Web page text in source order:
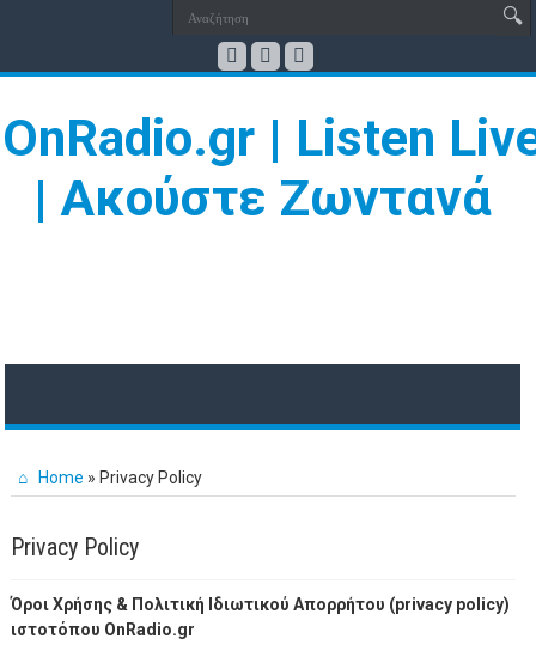
Home » Privacy Policy
Privacy Policy
Όροι Χρήσης & Πολιτική Ιδιωτικού Απορρήτου (privacy policy)
ιστοτόπου OnRadio.gr